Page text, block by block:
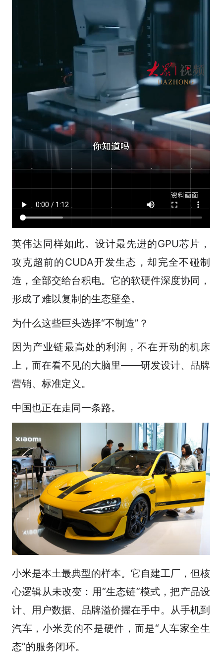
英伟达同样如此。设计最先进的GPU芯片，
攻克超前的CUDA开发生态，却完全不碰制
造，全部交给台积电。它的软硬件深度协同，
形成了难以复制的生态壁垒。
为什么这些巨头选择“不制造”？
因为产业链最高处的利润，不在开动的机床
上，而在看不见的大脑里——研发设计、品牌
营销、标准定义。
中国也正在走同一条路。
小米是本土最典型的样本。它自建工厂，但核
心逻辑从未改变：用“生态链”模式，把产品设
计、用户数据、品牌溢价握在手中。从手机到
汽车，小米卖的不是硬件，而是“人车家全生
态”的服务闭环。